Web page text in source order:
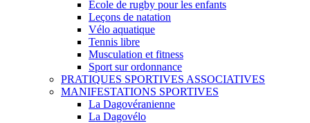
École de rugby pour les enfants
Leçons de natation
Vélo aquatique
Tennis libre
Musculation et fitness
Sport sur ordonnance
PRATIQUES SPORTIVES ASSOCIATIVES
MANIFESTATIONS SPORTIVES
La Dagovéranienne
La Dagovélo